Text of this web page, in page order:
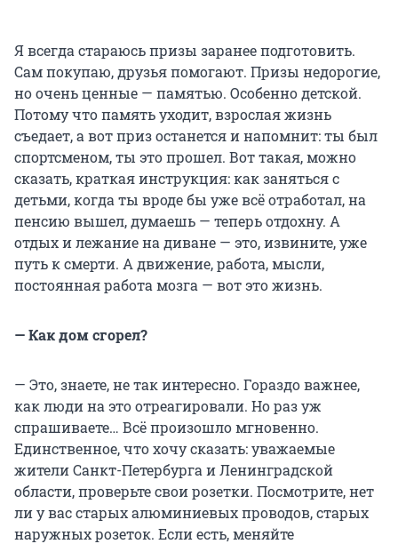
Я всегда стараюсь призы заранее подготовить.
Сам покупаю, друзья помогают. Призы недорогие,
но очень ценные — памятью. Особенно детской.
Потому что память уходит, взрослая жизнь
съедает, а вот приз останется и напомнит: ты был
спортсменом, ты это прошел. Вот такая, можно
сказать, краткая инструкция: как заняться с
детьми, когда ты вроде бы уже всё отработал, на
пенсию вышел, думаешь — теперь отдохну. А
отдых и лежание на диване — это, извините, уже
путь к смерти. А движение, работа, мысли,
постоянная работа мозга — вот это жизнь.
— Как дом сгорел?
— Это, знаете, не так интересно. Гораздо важнее,
как люди на это отреагировали. Но раз уж
спрашиваете… Всё произошло мгновенно.
Единственное, что хочу сказать: уважаемые
жители Санкт-Петербурга и Ленинградской
области, проверьте свои розетки. Посмотрите, нет
ли у вас старых алюминиевых проводов, старых
наружных розеток. Если есть, меняйте